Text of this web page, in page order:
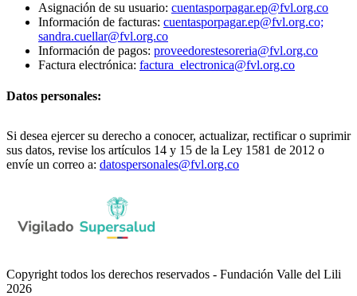
Asignación de su usuario: cuentasporpagar.ep@fvl.org.co
Información de facturas: cuentasporpagar.ep@fvl.org.co;
sandra.cuellar@fvl.org.co
Información de pagos: proveedorestesoreria@fvl.org.co
Factura electrónica: factura_electronica@fvl.org.co
Datos personales:
Si desea ejercer su derecho a conocer, actualizar, rectificar o suprimir
sus datos, revise los artículos 14 y 15 de la Ley 1581 de 2012 o
envíe un correo a: datospersonales@fvl.org.co
Copyright todos los derechos reservados - Fundación Valle del Lili
2026